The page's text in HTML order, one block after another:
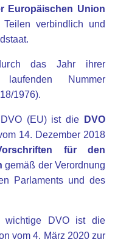
Europäischen Union
verbindlich und
das Jahr ihrer
Nummer
1976).
(EU) ist die
DVO
14. Dezember 2018
für den
gemäß der Verordnung
Parlaments und des
wichtige DVO ist die
vom 4. März 2020 zur